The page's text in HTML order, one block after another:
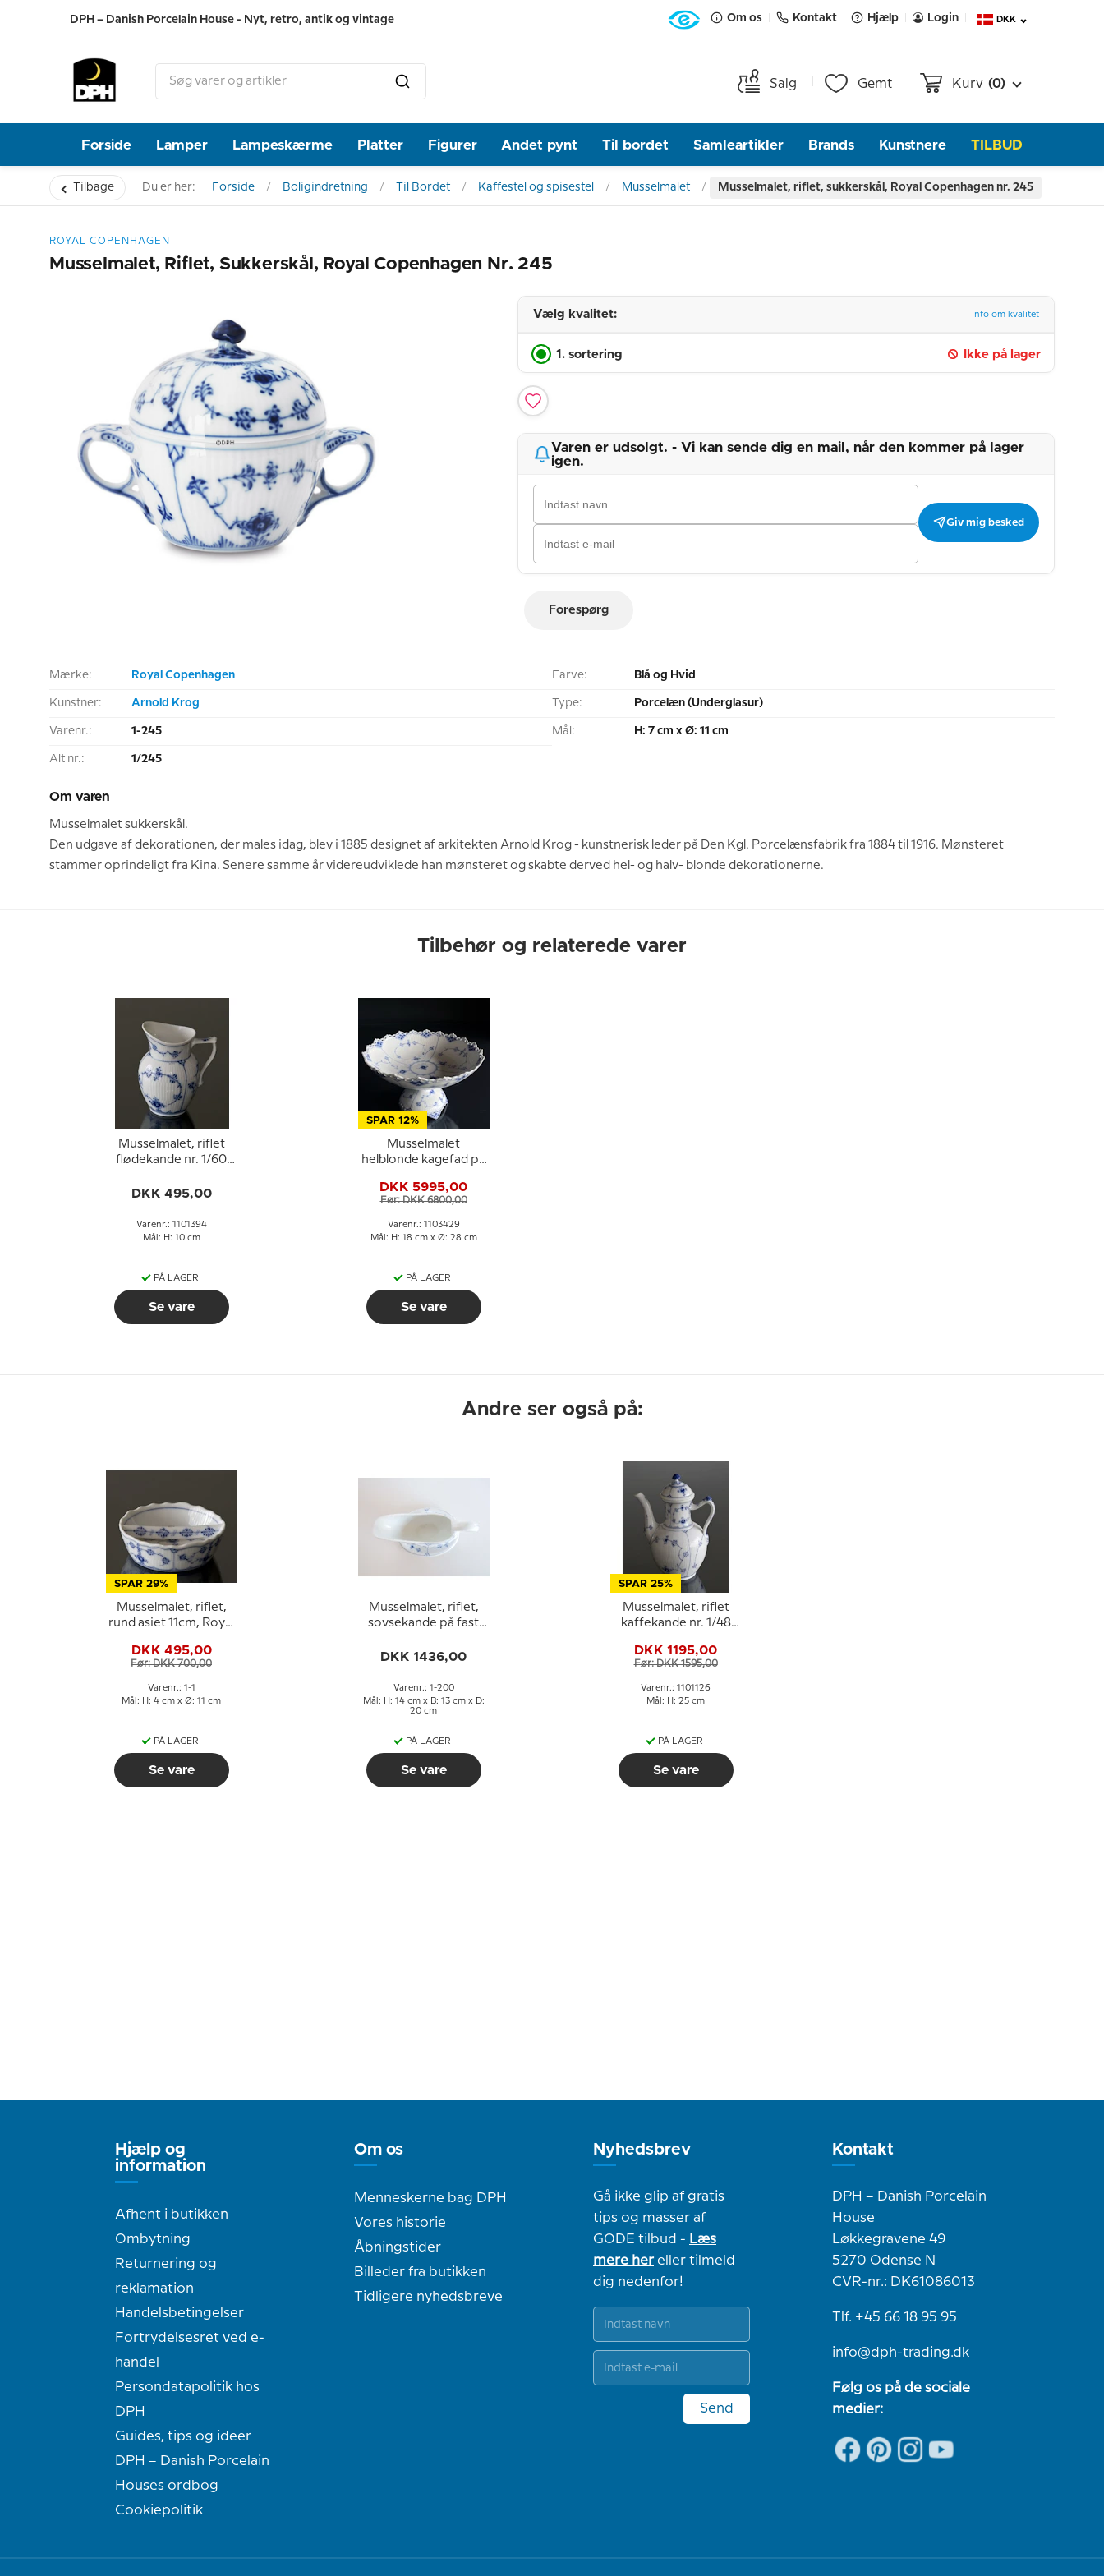
DPH – Danish Porcelain House - Nyt, retro, antik og vintage Om os Kontakt Hjælp Login DKK
Salg Gemt Kurv (0)
Forside Lamper Lampeskærme Platter Figurer Andet pynt Til bordet Samleartikler Brands Kunstnere TILBUD
Tilbage Du er her: Forside Boligindretning Til Bordet Kaffestel og spisestel Musselmalet Musselmalet, riflet, sukkerskål, Royal Copenhagen nr. 245
ROYAL COPENHAGEN
Musselmalet, Riflet, Sukkerskål, Royal Copenhagen Nr. 245
Vælg kvalitet: Info om kvalitet
1. sortering Ikke på lager
Varen er udsolgt. - Vi kan sende dig en mail, når den kommer på lager
igen.
Giv mig besked
Forespørg
Mærke: Royal Copenhagen
Kunstner: Arnold Krog
Varenr.: 1-245
Alt nr.: 1/245
Farve: Blå og Hvid
Type: Porcelæn (Underglasur)
Mål: H: 7 cm x Ø: 11 cm
Om varen
Musselmalet sukkerskål.
Den udgave af dekorationen, der males idag, blev i 1885 designet af arkitekten Arnold Krog - kunstnerisk leder på Den Kgl. Porcelænsfabrik fra 1884 til 1916. Mønsteret
stammer oprindeligt fra Kina. Senere samme år videreudviklede han mønsteret og skabte derved hel- og halv- blonde dekorationerne.
Tilbehør og relaterede varer
Musselmalet, riflet
flødekande nr. 1/60
Copenhagen
DKK 495,00
Varenr.: 1101394
Mål: H: 10 cm
PÅ LAGER
Se vare
SPAR 12%
Musselmalet
helblonde kagefad på
Copenhagen 29cm
DKK 5995,00
Før: DKK 6800,00
Varenr.: 1103429
Mål: H: 18 cm x Ø: 28 cm
PÅ LAGER
Se vare
Andre ser også på:
SPAR 29%
Musselmalet, riflet,
rund asiet 11cm, Royal
DKK 495,00
Før: DKK 700,00
Varenr.: 1-1
Mål: H: 4 cm x Ø: 11 cm
PÅ LAGER
Se vare
Musselmalet, riflet,
sovsekande på fast
Copenhagen nr. 200
DKK 1436,00
Varenr.: 1-200
Mål: H: 14 cm x B: 13 cm x D:
20 cm
PÅ LAGER
Se vare
SPAR 25%
Musselmalet, riflet
kaffekande nr. 1/48
Copenhagen
DKK 1195,00
Før: DKK 1595,00
Varenr.: 1101126
Mål: H: 25 cm
PÅ LAGER
Se vare
Hjælp og
information
Afhent i butikken
Ombytning
Returnering og
reklamation
Handelsbetingelser
Fortrydelsesret ved e-
handel
Persondatapolitik hos
DPH
Guides, tips og ideer
DPH – Danish Porcelain
Houses ordbog
Cookiepolitik
Om os
Menneskerne bag DPH
Vores historie
Åbningstider
Billeder fra butikken
Tidligere nyhedsbreve
Nyhedsbrev
Gå ikke glip af gratis
tips og masser af
GODE tilbud - Læs
mere hereller tilmeld
dig nedenfor!
Send
Kontakt
DPH – Danish Porcelain
House
Løkkegravene 49
5270 Odense N
CVR-nr.: DK61086013
Tlf. +45 66 18 95 95
info@dph-trading.dk
Følg os på de sociale
medier: